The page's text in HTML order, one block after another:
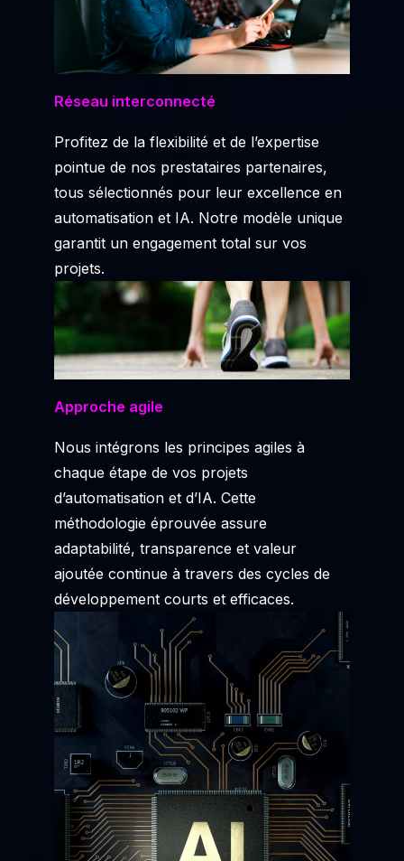
Réseau interconnecté
Profitez de la flexibilité et de l’expertise
pointue de nos prestataires partenaires,
tous sélectionnés pour leur excellence en
automatisation et IA. Notre modèle unique
garantit un engagement total sur vos
projets.
Approche agile
Nous intégrons les principes agiles à
chaque étape de vos projets
d’automatisation et d’IA. Cette
méthodologie éprouvée assure
adaptabilité, transparence et valeur
ajoutée continue à travers des cycles de
développement courts et efficaces.